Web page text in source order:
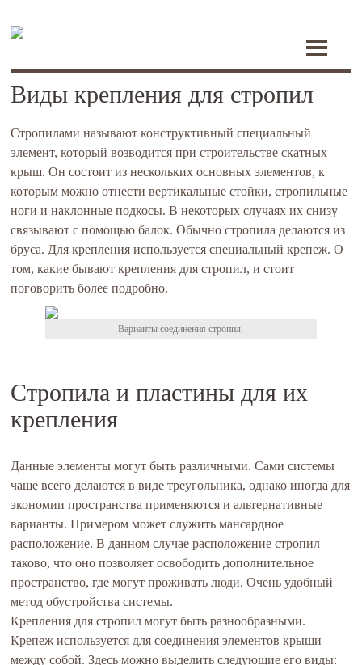
Toggle
Виды крепления для стропил
Стропилами называют конструктивный специальный
элемент, который возводится при строительстве скатных
крыш. Он состоит из нескольких основных элементов, к
которым можно отнести вертикальные стойки, стропильные
ноги и наклонные подкосы. В некоторых случаях их снизу
связывают с помощью балок. Обычно стропила делаются из
бруса. Для крепления используется специальный крепеж. О
том, какие бывают крепления для стропил, и стоит
поговорить более подробно.
Варианты соединения стропил.
Стропила и пластины для их
крепления
Данные элементы могут быть различными. Сами системы
чаще всего делаются в виде треугольника, однако иногда для
экономии пространства применяются и альтернативные
варианты. Примером может служить мансардное
расположение. В данном случае расположение стропил
таково, что оно позволяет освободить дополнительное
пространство, где могут проживать люди. Очень удобный
метод обустройства системы.
Крепления для стропил могут быть разнообразными.
Крепеж используется для соединения элементов крыши
между собой. Здесь можно выделить следующие его виды: